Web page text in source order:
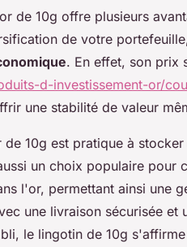
de 10g offre plusieurs
de votre
. En effet, son prix
d-investissement-or/
une stabilité de valeur
10g est pratique à
un choix populaire pour
l'or, permettant ainsi une
une livraison sécurisée et
le lingotin de 10g